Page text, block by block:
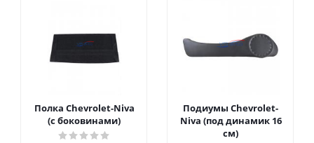
Полка Chevrolet-Niva
(с боковинами)
Подиумы Chevrolet-
Niva (под динамик 16
см)